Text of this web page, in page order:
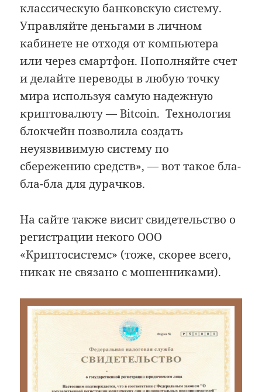
классическую банковскую систему.
Управляйте деньгами в личном
кабинете не отходя от компьютера
или через смартфон. Пополняйте счет
и делайте переводы в любую точку
мира используя самую надежную
криптовалюту — Bitcoin. Технология
блокчейн позволила создать
неуязвивимую систему по
сбережению средств», — вот такое бла-
бла-бла для дурачков.
На сайте также висит свидетельство о
регистрации некого ООО
«Криптосистемс» (тоже, скорее всего,
никак не связано с мошенниками).